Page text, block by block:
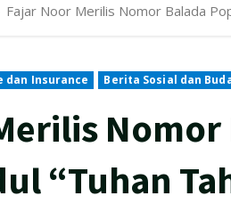
Fajar Noor Merilis Nomor Balada
Insurance Berita Sosial dan
Nomor
“Tuhan